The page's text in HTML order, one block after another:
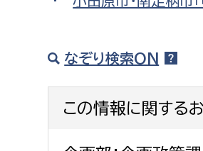
給排水業務課
水道整備課
下水道整備課
なぞり検索ON
この情報に関する